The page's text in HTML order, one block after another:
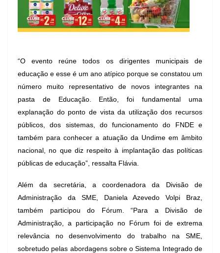
“O evento reúne todos os dirigentes municipais de
educação e esse é um ano atípico porque se constatou um
número muito representativo de novos integrantes na
pasta de Educação. Então, foi fundamental uma
explanação do ponto de vista da utilização dos recursos
públicos, dos sistemas, do funcionamento do FNDE e
também para conhecer a atuação da Undime em âmbito
nacional, no que diz respeito à implantação das políticas
públicas de educação”, ressalta Flávia.
Além da secretária, a coordenadora da Divisão de
Administração da SME, Daniela Azevedo Volpi Braz,
também participou do Fórum. “Para a Divisão de
Administração, a participação no Fórum foi de extrema
relevância no desenvolvimento do trabalho na SME,
sobretudo pelas abordagens sobre o Sistema Integrado de